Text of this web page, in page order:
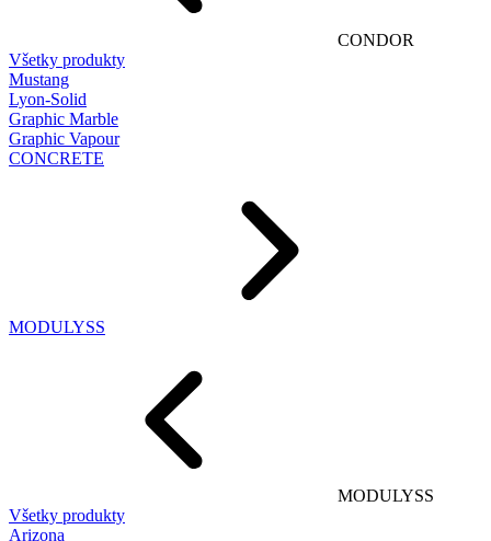
CONDOR
Všetky produkty
Mustang
Lyon-Solid
Graphic Marble
Graphic Vapour
CONCRETE
MODULYSS
MODULYSS
Všetky produkty
Arizona